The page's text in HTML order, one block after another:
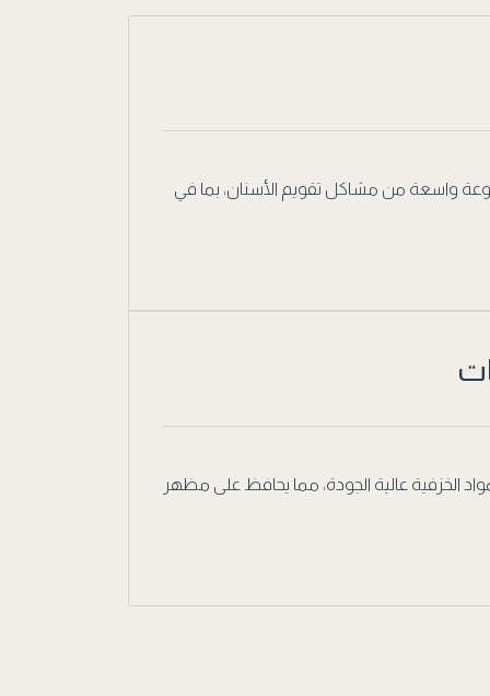
واسعة من مشاكل تقويم الأسنان، بما في
الخزفية عالية الجودة، مما يحافظ على مظهر